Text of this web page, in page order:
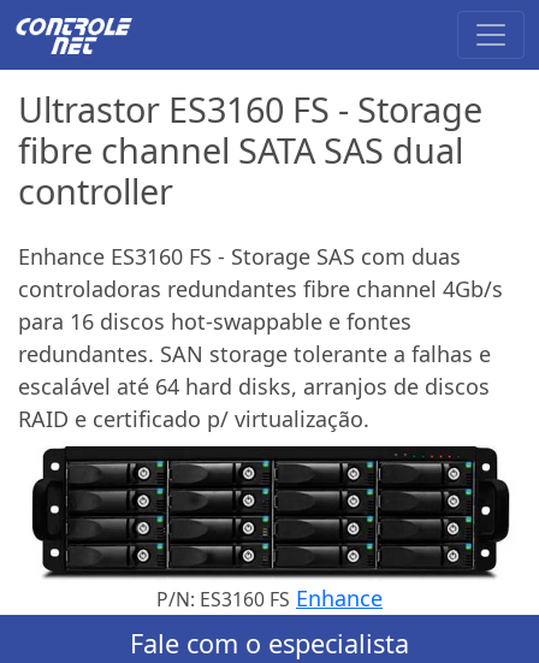
Ultrastor ES3160 FS - Storage
fibre channel SATA SAS dual
controller
Enhance ES3160 FS - Storage SAS com duas
controladoras redundantes fibre channel 4Gb/s
para 16 discos hot-swappable e fontes
redundantes. SAN storage tolerante a falhas e
escalável até 64 hard disks, arranjos de discos
RAID e certificado p/ virtualização.
P/N: ES3160 FS Enhance
Fale com o especialista